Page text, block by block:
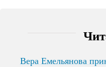
Вера Емельянова